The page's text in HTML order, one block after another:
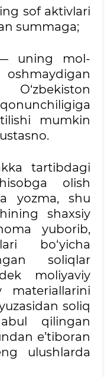
sof aktivlari
summaga;
uning mol-
mumkin
tartibdagi
olish
yozma, shu
shaxsiy
yuborib,
bo‘yicha
soliqlar
moliyaviy
materiallarini
soliq
qilingan
e’tiboran
ulushlarda